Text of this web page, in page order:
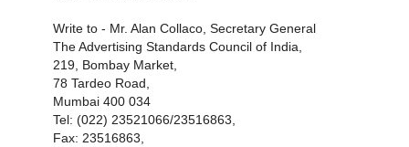
Write to - Mr. Alan Collaco, Secretary General
The Advertising Standards Council of India,
219, Bombay Market,
78 Tardeo Road,
Mumbai 400 034
Tel: (022) 23521066/23516863,
Fax: 23516863,